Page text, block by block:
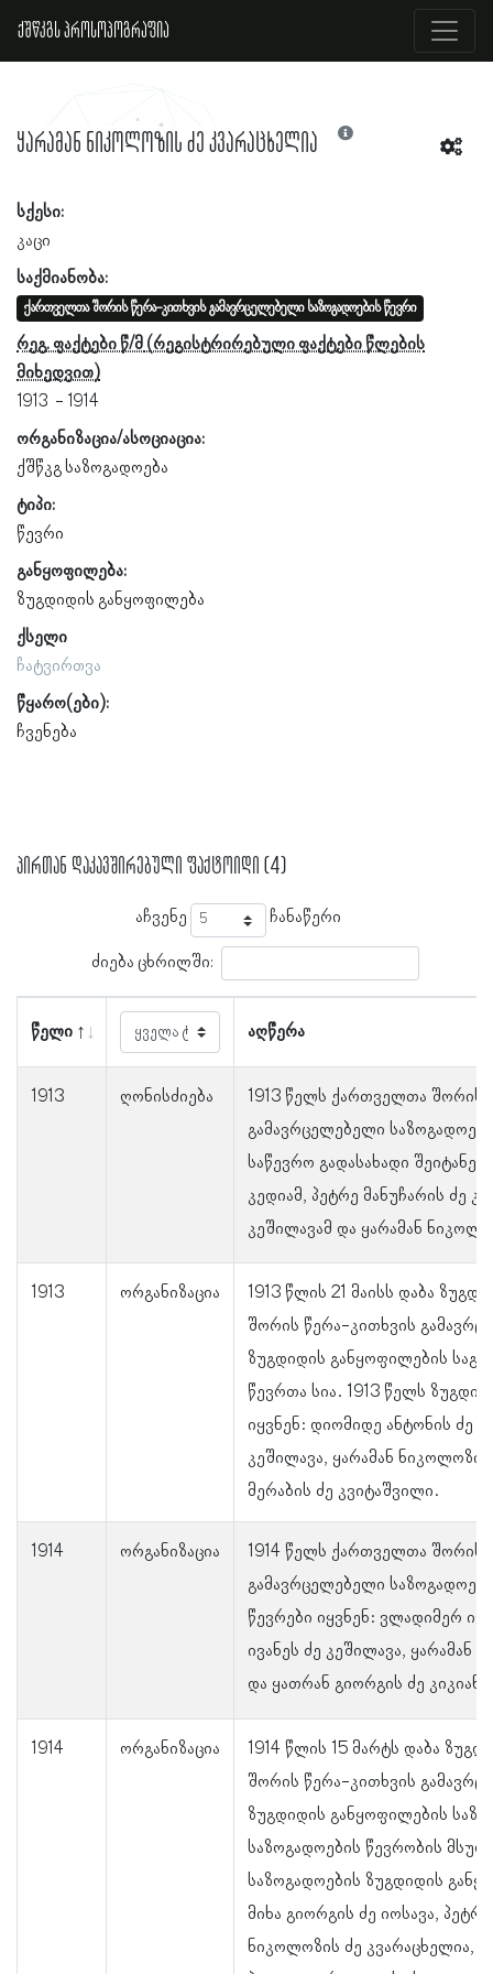
ქშწკგს პროსოპოგრაფია
ყარამან ნიკოლოზის ძე კვარაცხელია
სქესი:
კაცი
საქმიანობა:
ქართველთა შორის წერა-კითხვის გამავრცელებელი საზოგადოების წევრი
რეგ. ფაქტები წ/მ
1913
1914
ორგანიზაცია/ასოციაცია:
ქშწკგ საზოგადოება
ტიპი:
წევრი
განყოფილება:
ზუგდიდის განყოფილება
ქსელი
ჩატვირთვა
წყარო(ები):
ჩვენება
პირთან დაკავშირებული ფაქტოიდი (4)
აჩვენე ჩანაწერი
ძიება ცხრილში:
წელი აღწერა
1913 ღონისძიება
1913 წელს ქართველთა შორის
გამავრცელებელი
საწევრო გადასახადი
კედიამ, პეტრე მანუჩარის ძე
კეშილავამ და ყარამან
1913 ორგანიზაცია
1913 წლის 21 მაისს დაბა
შორის წერა-კითხვის
ზუგდიდის განყოფილების
წევრთა სია. 1913 წელს
იყვნენ: დიომიდე ანტონის ძე
კეშილავა, ყარამან
მერაბის ძე კვიტაშვილი.
1914 ორგანიზაცია
1914 წელს ქართველთა შორის
გამავრცელებელი
წევრები იყვნენ: ვლადიმერ
ივანეს ძე კეშილავა, ყარამან
და ყათრან გიორგის ძე
1914 ორგანიზაცია
1914 წლის 15 მარტს დაბა
შორის წერა-კითხვის
ზუგდიდის განყოფილების
საზოგადოების წევრობის
საზოგადოების ზუგდიდის
მიხა გიორგის ძე იოსავა,
ნიკოლოზის ძე კვარაცხელია,